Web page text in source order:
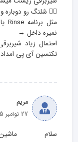
احتمال زیاد
تکنسین آی پی
مریم
27 نوامبر 2025
سلام